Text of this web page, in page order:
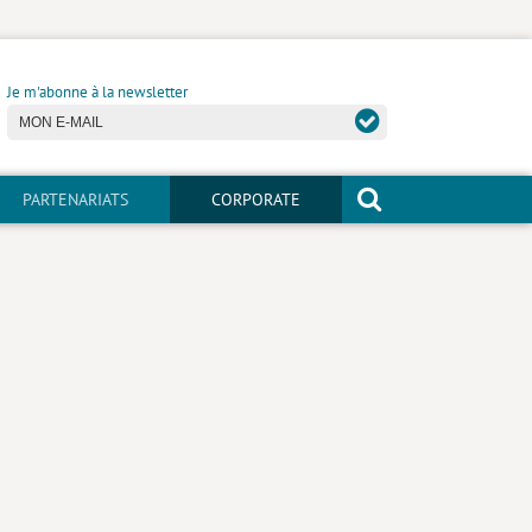
Je m'abonne à la newsletter
PARTENARIATS CORPORATE